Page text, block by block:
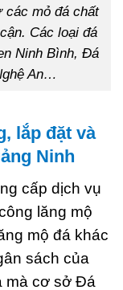
các mỏ đá chất
Các loại đá
Ninh Bình, Đá
An…
lắp đặt và
Ninh
cấp dịch vụ
lăng mộ
mộ đá khác
sách của
mà cơ sở Đá